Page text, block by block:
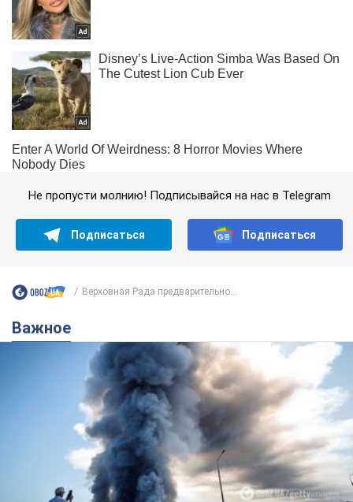
Не пропусти молнию! Подписывайся на нас в Telegram
Подписаться Подписаться
Верховная Рада предварительно...
Важное